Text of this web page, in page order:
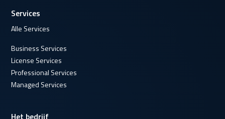
Services
Alle Services
Business Services
License Services
Professional Services
Managed Services
Het bedrijf